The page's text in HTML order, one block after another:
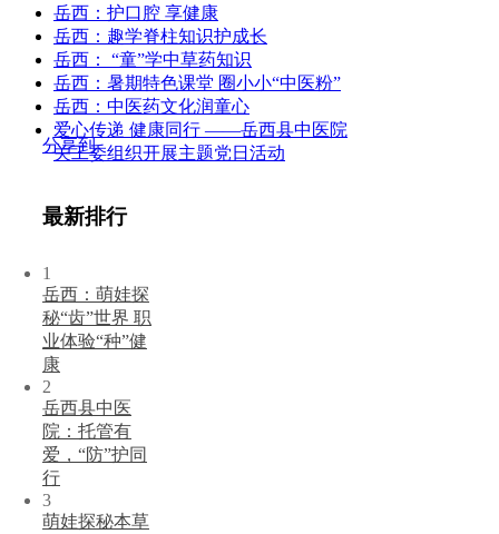
岳西：护口腔 享健康
岳西：趣学脊柱知识护成长
岳西： “童”学中草药知识
岳西：暑期特色课堂 圈小小“中医粉”
岳西：中医药文化润童心
爱心传递 健康同行 ——岳西县中医院
关工委组织开展主题党日活动
分享到
最新排行
1
岳西：萌娃探
秘“齿”世界 职
业体验“种”健
康
2
岳西县中医
院：托管有
爱，“防”护同
行
3
萌娃探秘本草